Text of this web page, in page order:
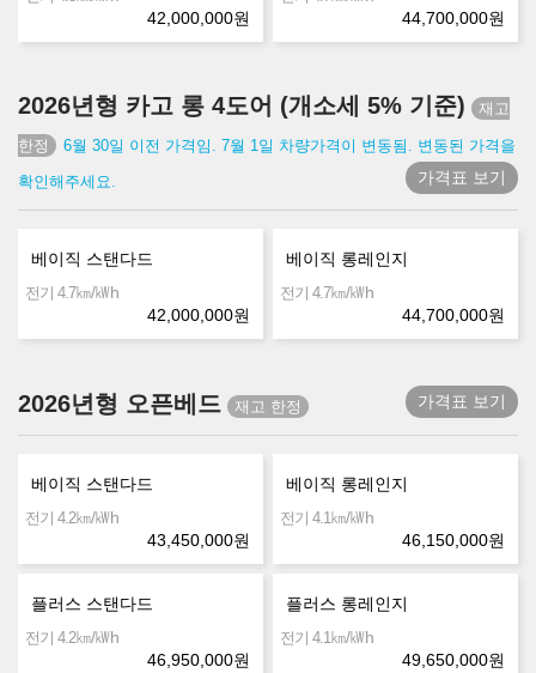
42,000,000원
44,700,000원
2026년형 카고 롱 4도어 (개소세 5% 기준)
6월 30일 이전 가격임. 7월 1일 차량가격이 변동됨. 변동된 가격을
확인해주세요.
가격표 보기
베이직 스탠다드
전기 4.7㎞/㎾h
42,000,000원
베이직 롱레인지
전기 4.7㎞/㎾h
44,700,000원
2026년형 오픈베드 가격표 보기
베이직 스탠다드
전기 4.2㎞/㎾h
43,450,000원
베이직 롱레인지
전기 4.1㎞/㎾h
46,150,000원
플러스 스탠다드
전기 4.2㎞/㎾h
46,950,000원
플러스 롱레인지
전기 4.1㎞/㎾h
49,650,000원